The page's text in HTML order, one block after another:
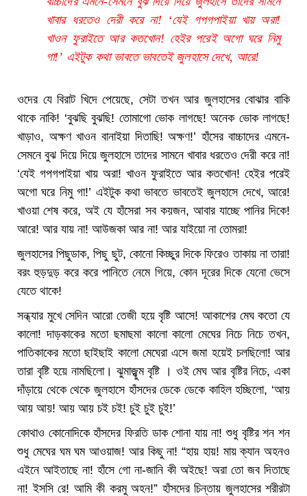
খাবার ধরতেও দেরী করে না! ‘যেই গপগপাইয়া খায় অরা!
খাওন ফুরাইতে আর কতখোন! হেইর পরেই অগো ঘরে নিমু
গা!’ এইটুক কথা ভাবতে ভাবতেই জুলহাসে দেখে, আরে!
ওদের যে বিরাট খিদে পেয়েছে, সেটা তখন আর জুলহাসের বোঝার বাকি
থাকে নাকি! ‘বুঝছি বুঝছি! তোমাগো ভোক লাগছে! অনেক ভোক লাগছে!
খাড়াও, অক্ষণ খাওন বানাইয়া দিতাছি! অক্ষণ!’ হাঁসের বাচ্চাদের এমনে-
সেমনে বুঝ দিয়ে দিয়ে জুলহাসে তাদের সামনে খাবার ধরতেও দেরী করে না!
‘যেই গপগপাইয়া খায় অরা! খাওন ফুরাইতে আর কতখোন! হেইর পরেই
অগো ঘরে নিমু গা!’ এইটুক কথা ভাবতে ভাবতেই জুলহাসে দেখে, আরে!
খাওয়া শেষ করে, অই যে হাঁসেরা সব কয়জন, আবার যাচ্ছে পানির দিকে!
আরে! আর যায় না! আউজকা আর না! আর যাইয়ো না তোমরা!
জুলহাসের পিছুডাক, পিছু ছুট, কোনো কিচ্ছুর দিকে ফিরেও তাকায় না তারা!
বরং হুড়দুড় করে করে পানিতে নেমে গিয়ে, কোন দূরের দিকে যেনো ভেসে
যেতে থাকে!
সন্ধ্যার মুখে সেদিন আরো তেজী হয়ে বৃষ্টি আসে! আকাশের মেঘ কতো যে
কালো! দাড়কাকের মতো ছমাছমা কালো কালো মেঘের নিচে নিচে তখন,
পাতিকাকের মতো ছাইছাই কালো মেঘেরা এসে জমা হয়েই চলছিলো! আর
তারা বৃষ্টি হয়ে নামছিলো। ঝুমাজ্ঝুম বৃষ্টি । ওই মেঘ আর বৃষ্টির নিচে, একা
দাঁড়ায়ে থেকে থেকে জুলহাসে হাঁসদের ডেকে ডেকে কাহিল হচ্ছিলো, ‘আয়
আয় আয়! আয় আয় চই চই! চুই চুই চুই!’
কোথাও কোনোদিকে হাঁসদের ফিরতি ডাক শোনা যায় না! শুধু বৃষ্টির শন শন
শুধু মেঘের ঘম ঘম আওয়াজ! আর কিছু না! “হায় হায়! মায় ক্যান অহনও
এইনে আইতাছে না! হাঁসে গো না-জানি কী অইছে! অরা তো জব দিতাছে
না! ইসসি রে! আমি কী করমু অহন!” হাঁসদের চিন্তায় জুলহাসের শরীরটা